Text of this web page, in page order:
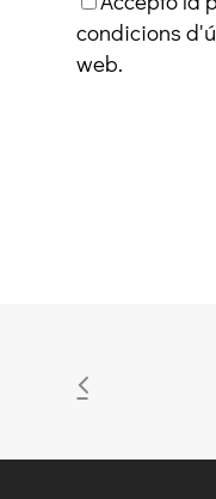
condicions
web.